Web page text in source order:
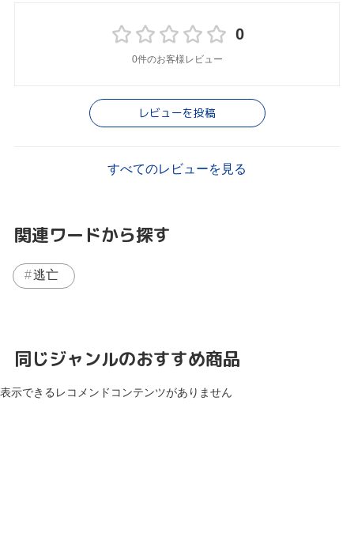
0
0件のお客様レビュー
レビューを投稿
すべてのレビューを見る
関連ワードから探す
逃亡
同じジャンルのおすすめ商品
表示できるレコメンドコンテンツがありません